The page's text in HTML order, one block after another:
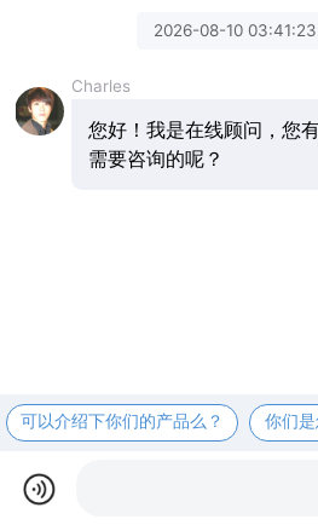
2026-08-10
Charles
您好！我是在线顾问，您
需要咨询的呢？
可以介绍下你们的产品么？ 你们